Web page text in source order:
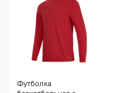
Футболка